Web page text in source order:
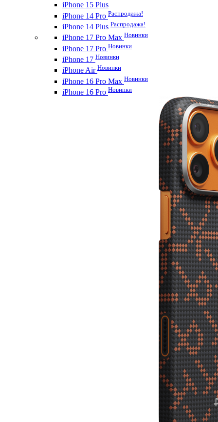
iPhone 15 Plus
iPhone 14 Pro Распродажа!
iPhone 14 Plus Распродажа!
iPhone 17 Pro Max Новинки
iPhone 17 Pro Новинки
iPhone 17 Новинки
iPhone Air Новинки
iPhone 16 Pro Max Новинки
iPhone 16 Pro Новинки